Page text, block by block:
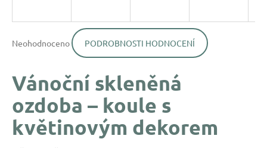
hodnocení
0,0
5
hvězdiček.
Neohodnoceno PODROBNOSTI HODNOCENÍ
Vánoční skleněná
ozdoba – koule s
květinovým dekorem
í
?
HLEDAT